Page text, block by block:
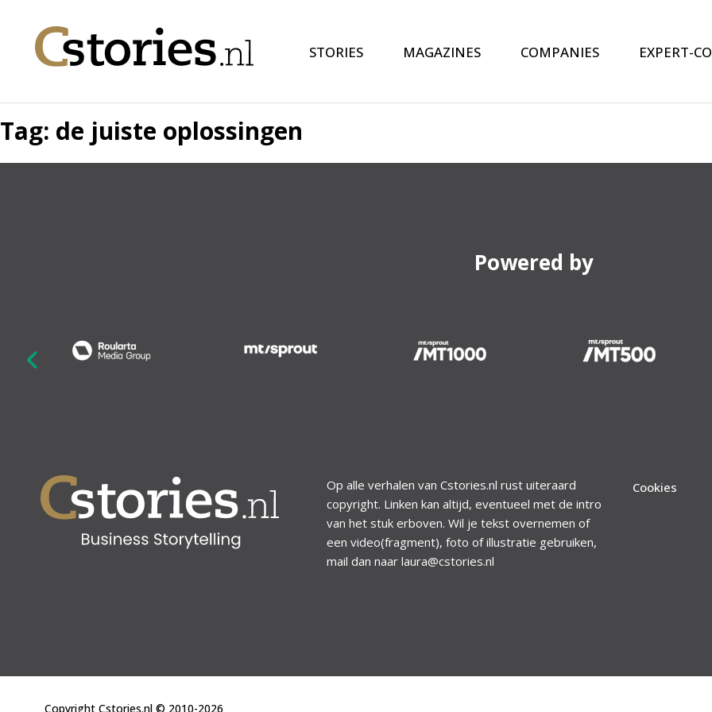
STORIES MAGAZINES COMPANIES EXPERT-
Tag: de juiste oplossingen
Powered by
Op alle verhalen van Cstories.nl rust uiteraard
copyright. Linken kan altijd, eventueel met de intro
van het stuk erboven. Wil je tekst overnemen of
een video(fragment), foto of illustratie gebruiken,
mail dan naar laura@cstories.nl
Cookies
Copyright Cstories.nl © 2010-2026